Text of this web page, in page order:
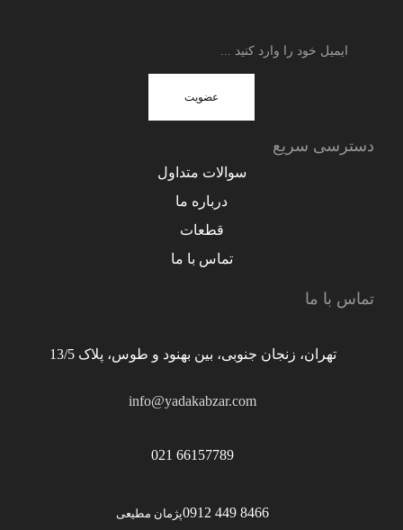
عضویت
دسترسی سریع
سوالات متداول
درباره ما
قطعات
تماس با ما
تماس با ما
تهران، زنجان جنوبی، بین بهنود و طوس، پلاک 13/5
info@yadakabzar.com
66157789 021
8466 449 0912 پژمان مطیعی